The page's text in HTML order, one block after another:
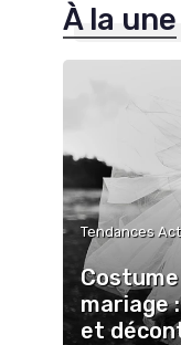
À la une
Tendances
mariage
et